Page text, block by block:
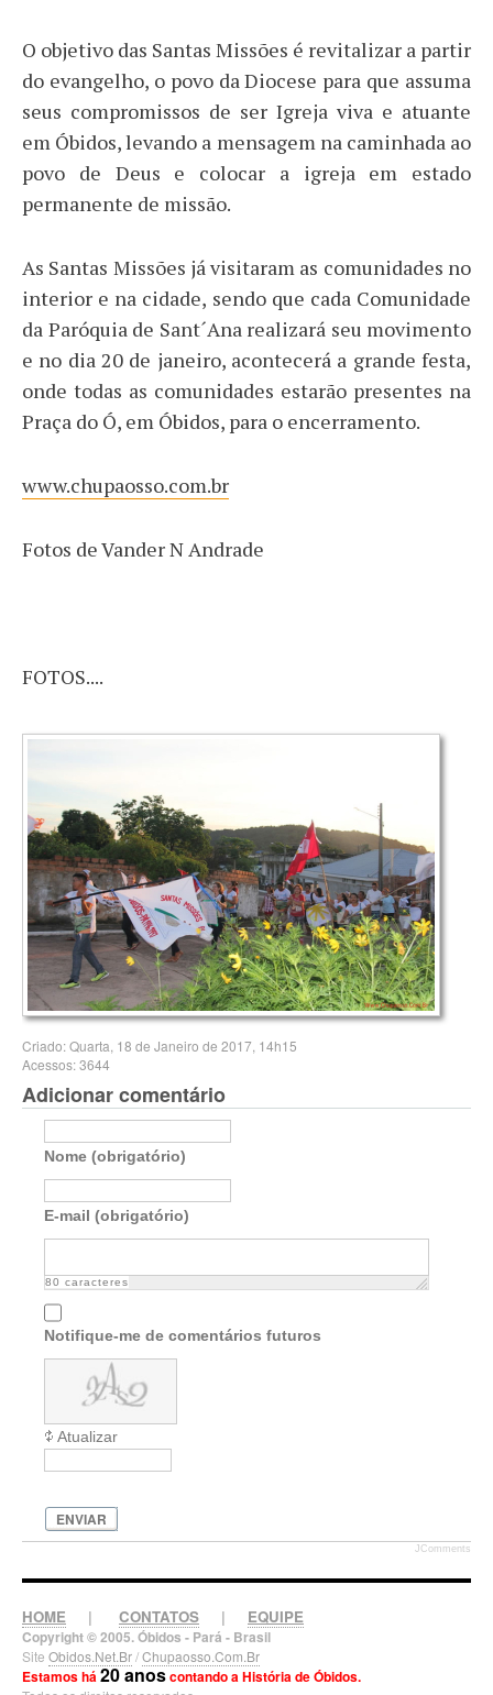
O objetivo das Santas Missões é revitalizar a partir
do evangelho, o povo da Diocese para que assuma
seus compromissos de ser Igreja viva e atuante
em Óbidos, levando a mensagem na caminhada ao
povo de Deus e colocar a igreja em estado
permanente de missão.
As Santas Missões já visitaram as comunidades no
interior e na cidade, sendo que cada Comunidade
da Paróquia de Sant´Ana realizará seu movimento
e no dia 20 de janeiro, acontecerá a grande festa,
onde todas as comunidades estarão presentes na
Praça do Ó, em Óbidos, para o encerramento.
www.chupaosso.com.br
Fotos de Vander N Andrade
FOTOS....
Criado: Quarta, 18 de Janeiro de 2017, 14h15
Acessos: 3644
Adicionar comentário
Nome (obrigatório)
E-mail (obrigatório)
80 caracteres
Notifique-me de comentários futuros
Atualizar
ENVIAR
JComments
HOME | CONTATOS | EQUIPE
Copyright © 2005. Óbidos - Pará - Brasil
Site Obidos.Net.Br/Chupaosso.Com.Br
Estamos há20 anoscontando a História de Óbidos.